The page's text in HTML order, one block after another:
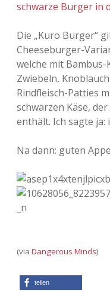
schwarze Burger in
Die „Kuro Burger“
Cheeseburger-
welche mit
Zwiebeln,
Rindfleisch-Patties
schwarzen Käse,
enthält. Ich sagte
Na dann: guten
(via Dangerous Minds)
teilen